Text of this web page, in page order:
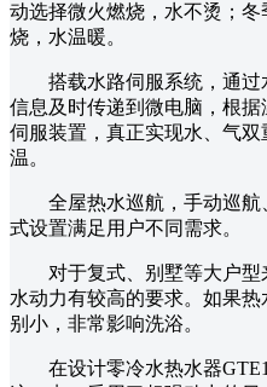
动选择微火燃烧，水不烫；
烧，水温暖。
搭载水路伺服系统，通
信息及时传递到微电脑，根
伺服装置，真正实现水、气
温。
全屋热水巡航，手动巡
式设置满足用户不同需求。
对于复式、别墅等大户
水动力有较高的要求。如果
别小，非常影响洗浴。
在设计零冷水热水器